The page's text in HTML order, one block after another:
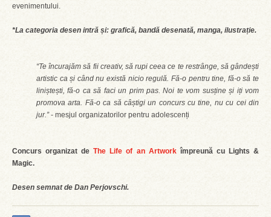
evenimentului.
*La categoria desen intră și: grafică, bandă desenată, manga, ilustrație.
“Te încurajăm să fii creativ, să rupi ceea ce te restrânge, să gândești
artistic ca și când nu există nicio regulă. Fă-o pentru tine, fă-o să te
liniștești, fă-o ca să faci un prim pas. Noi te vom susține și iți vom
promova arta. Fă-o ca să câștigi un concurs cu tine, nu cu cei din
jur.”- mesjul organizatorilor pentru adolescenți
Concurs organizat deThe Life of an Artworkîmpreună cu Lights &
Magic.
Desen semnat de Dan Perjovschi.